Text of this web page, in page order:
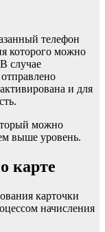
телефон
которого можно
случае
и для
можно
выше уровень.
карте
карточки
начисления